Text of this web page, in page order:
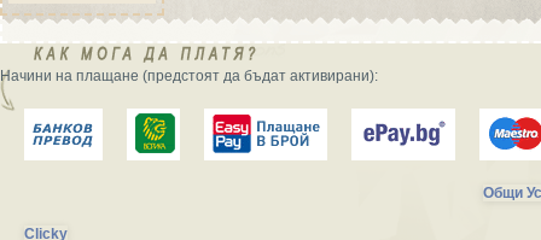
Начини на плащане (предстоят да бъдат активирани):
Общи
Clicky